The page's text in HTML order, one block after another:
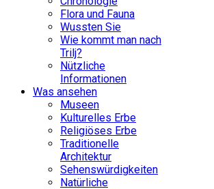
Flora und Fauna
Wussten Sie
Wie kommt man nach
Trilj?
Nützliche
Informationen
Was ansehen
Museen
Kulturelles Erbe
Religiöses Erbe
Traditionelle
Architektur
Sehenswürdigkeiten
Natürliche